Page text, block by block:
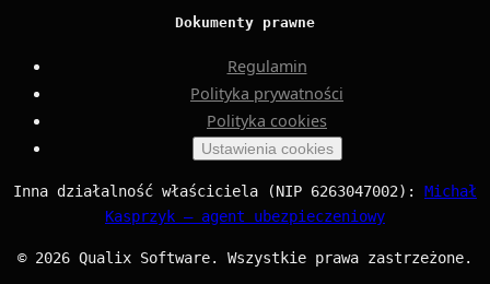
Dokumenty prawne
Regulamin
Polityka prywatności
Polityka cookies
Ustawienia cookies
Inna działalność właściciela (NIP 6263047002): Michał
Kasprzyk — agent ubezpieczeniowy
© 2026 Qualix Software. Wszystkie prawa zastrzeżone.